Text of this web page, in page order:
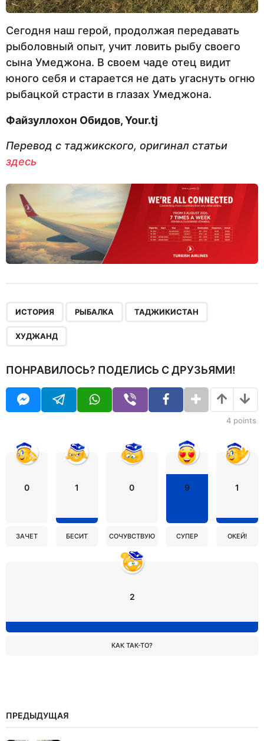
Сегодня наш герой, продолжая передавать
рыболовный опыт, учит ловить рыбу своего
сына Умеджона. В своем чаде отец видит
юного себя и старается не дать угаснуть огню
рыбацкой страсти в глазах Умеджона.
Файзуллохон Обидов,Your.tj
Перевод с таджикского, оригинал статьи
здесь
ИСТОРИЯ РЫБАЛКА ТАДЖИКИСТАН
ХУДЖАНД
ПОНРАВИЛОСЬ? ПОДЕЛИСЬ С ДРУЗЬЯМИ!
4 points
0
ЗАЧЕТ
1
БЕСИТ
0
СОЧУВСТВУЮ
9
СУПЕР
1
ОКЕЙ!
2
КАК ТАК-ТО?
ПРЕДЫДУЩАЯ